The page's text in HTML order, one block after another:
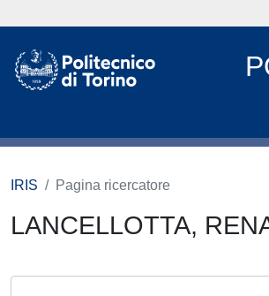
IRIS Pagina ricercatore
LANCELLOTTA,